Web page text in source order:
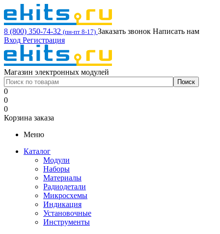
8 (800) 350-74-32 (пн-пт 8-17) Заказать звонок Написать нам
Вход Регистрация
Магазин электронных модулей
0
0
0
Корзина заказа
Меню
Каталог
Модули
Наборы
Материалы
Радиодетали
Микросхемы
Индикация
Установочные
Инструменты